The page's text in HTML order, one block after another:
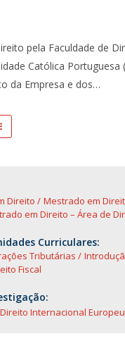
pela Faculdade de
Católica Portuguesa
da Empresa e dos
Direito
Mestrado em
em Direito – Área de
Curriculares:
Tributárias
Fiscal
Direito Internacional Europeu